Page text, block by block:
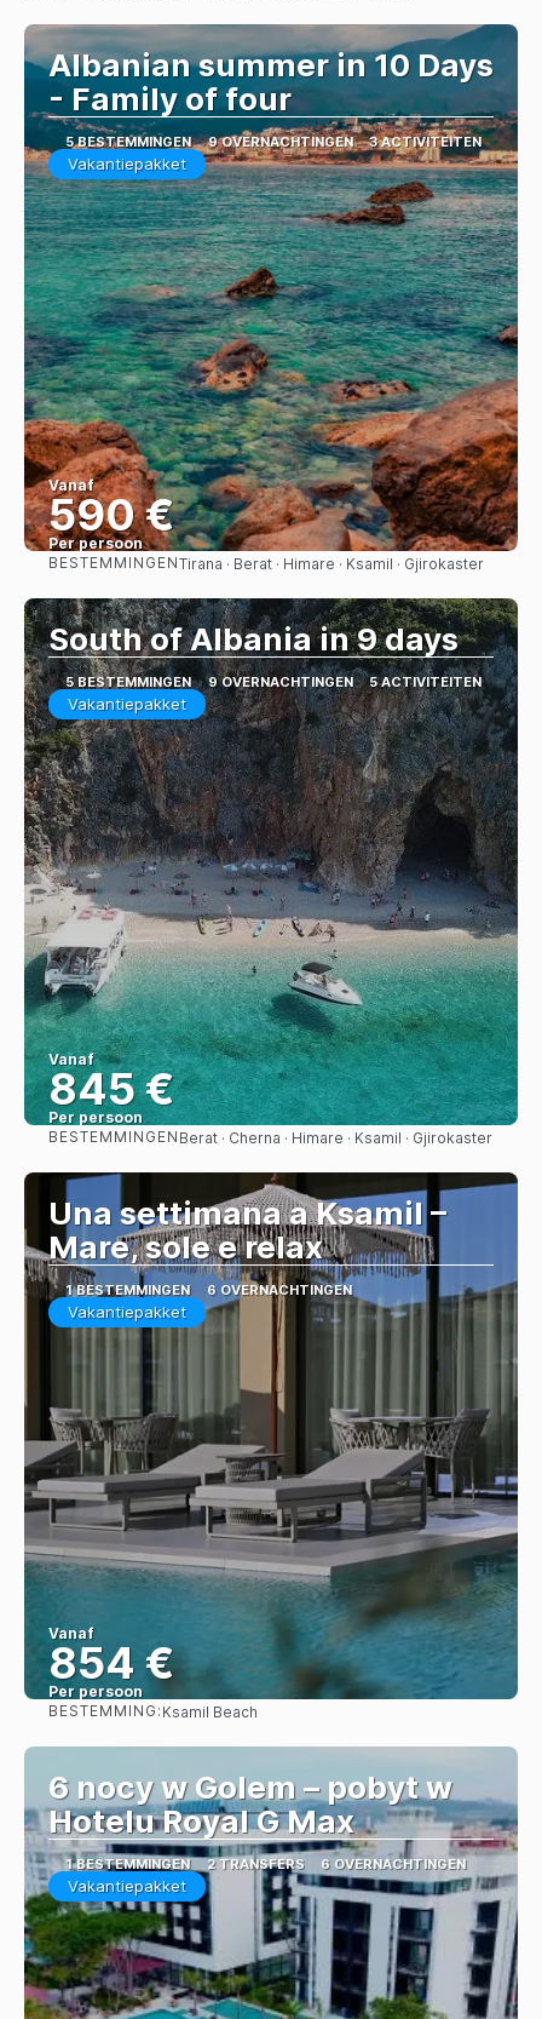
Albanian summer in 10 Days
- Family of four
5 BESTEMMINGEN 9 OVERNACHTINGEN 3 ACTIVITEITEN
Vakantiepakket
Vanaf
590 €
Per persoon
Bekijk
BESTEMMINGENTirana · Berat · Himare · Ksamil · Gjirokaster
South of Albania in 9 days
5 BESTEMMINGEN 9 OVERNACHTINGEN 5 ACTIVITEITEN
Vakantiepakket
Vanaf
845 €
Per persoon
Bekijk
BESTEMMINGEN Berat · Cherna · Himare · Ksamil · Gjirokaster
Una settimana a Ksamil –
Mare, sole e relax
1 BESTEMMINGEN 6 OVERNACHTINGEN
Vakantiepakket
Vanaf
854 €
Per persoon
Bekijk
BESTEMMING: Ksamil Beach
6 nocy w Golem – pobyt w
Hotelu Royal G Max
1 BESTEMMINGEN 2 TRANSFERS 6 OVERNACHTINGEN
Vakantiepakket